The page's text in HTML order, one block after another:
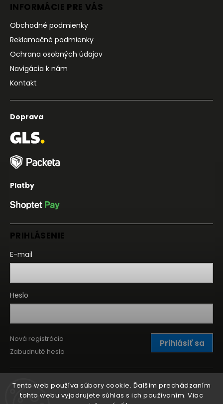
Tento web používa súbory cookie. Ďalším prechádzaním
tohto webu vyjadrujete súhlas s ich používaním. Viac
INFORMÁCIE PRE VÁS
Obchodné podmienky
Reklamačné podmienky
Ochrana osobných údajov
Navigácia k nám
Kontakt
Doprava
Platby
PRIHLÁSENIE
E-mail
Heslo
Prihlásiť sa
Nová registrácia
Zabudnuté heslo